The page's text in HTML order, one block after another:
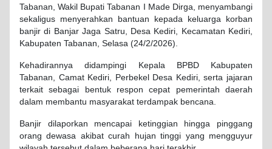
Tabanan, Wakil Bupati Tabanan I Made Dirga, menyambangi
sekaligus menyerahkan bantuan kepada keluarga korban
banjir di Banjar Jaga Satru, Desa Kediri, Kecamatan Kediri,
Kabupaten Tabanan, Selasa (24/2/2026).
Kehadirannya didampingi Kepala BPBD Kabupaten
Tabanan, Camat Kediri, Perbekel Desa Kediri, serta jajaran
terkait sebagai bentuk respon cepat pemerintah daerah
dalam membantu masyarakat terdampak bencana.
Banjir dilaporkan mencapai ketinggian hingga pinggang
orang dewasa akibat curah hujan tinggi yang mengguyur